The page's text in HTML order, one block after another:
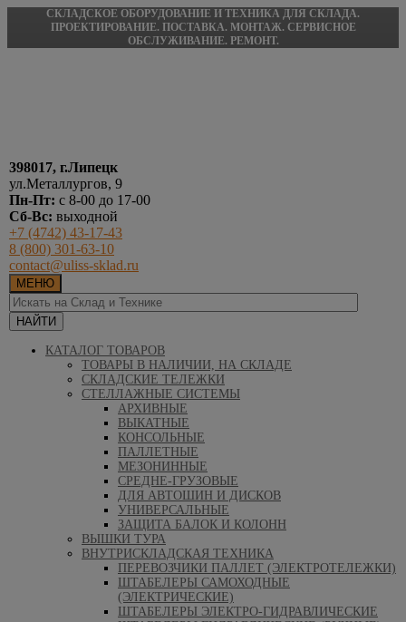
СКЛАДСКОЕ ОБОРУДОВАНИЕ И ТЕХНИКА ДЛЯ СКЛАДА.
ПРОЕКТИРОВАНИЕ. ПОСТАВКА. МОНТАЖ. СЕРВИСНОЕ
ОБСЛУЖИВАНИЕ. РЕМОНТ.
398017, г.Липецк
ул.Металлургов, 9
Пн-Пт: с 8-00 до 17-00
Сб-Вс: выходной
+7 (4742) 43-17-43
8 (800) 301-63-10
contact@uliss-sklad.ru
МЕНЮ
КАТАЛОГ ТОВАРОВ
ТОВАРЫ В НАЛИЧИИ, НА СКЛАДЕ
СКЛАДСКИЕ ТЕЛЕЖКИ
СТЕЛЛАЖНЫЕ СИСТЕМЫ
АРХИВНЫЕ
ВЫКАТНЫЕ
КОНСОЛЬНЫЕ
ПАЛЛЕТНЫЕ
МЕЗОНИННЫЕ
СРЕДНЕ-ГРУЗОВЫЕ
ДЛЯ АВТОШИН И ДИСКОВ
УНИВЕРСАЛЬНЫЕ
ЗАЩИТА БАЛОК И КОЛОНН
ВЫШКИ ТУРА
ВНУТРИСКЛАДСКАЯ ТЕХНИКА
ПЕРЕВОЗЧИКИ ПАЛЛЕТ (ЭЛЕКТРОТЕЛЕЖКИ)
ШТАБЕЛЕРЫ САМОХОДНЫЕ
(ЭЛЕКТРИЧЕСКИЕ)
ШТАБЕЛЕРЫ ЭЛЕКТРО-ГИДРАВЛИЧЕСКИЕ